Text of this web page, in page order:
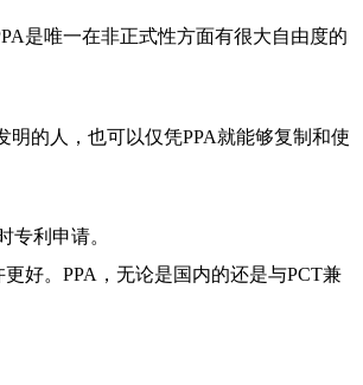
是唯一在非正式性方面有很大自由度的
的人，也可以仅凭PPA就能够复制和使
专利申请。
好。PPA，无论是国内的还是与PCT兼